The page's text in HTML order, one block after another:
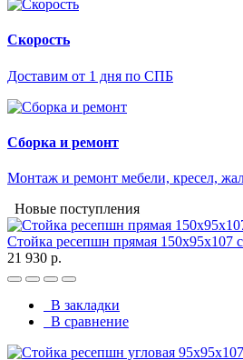
Скорость
Доставим от 1 дня по СПБ
Сборка и ремонт
Монтаж и ремонт мебели, кресел,
Новые поступления
Стойка ресепшн прямая 150х95х107
21 930 р.
В закладки
В сравнение